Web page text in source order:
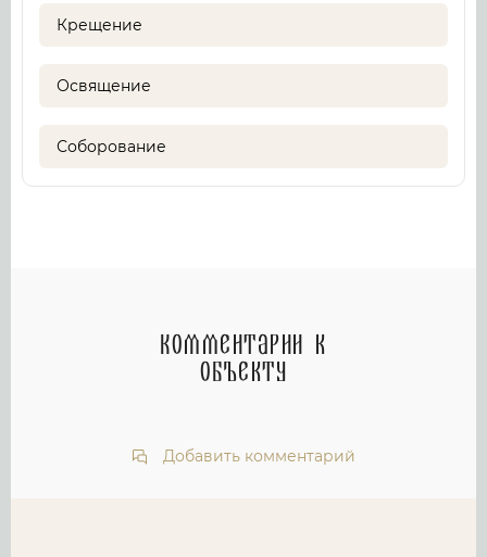
Крещение
Освящение
Соборование
Комментарии к
объекту
Добавить комментарий